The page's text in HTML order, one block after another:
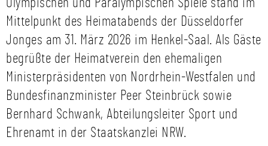
Olympischen und Paralympischen Spiele stand im
Mittelpunkt des Heimatabends der Düsseldorfer
Jonges am 31. März 2026 im Henkel-Saal. Als Gäste
begrüßte der Heimatverein den ehemaligen
Ministerpräsidenten von Nordrhein-Westfalen und
Bundesfinanzminister Peer Steinbrück sowie
Bernhard Schwank, Abteilungsleiter Sport und
Ehrenamt in der Staatskanzlei NRW.